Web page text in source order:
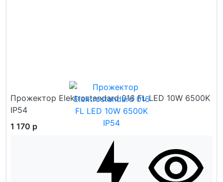
Прожектор Elektrostandard 016 FL LED 10W 6500K
IP54
1 170 р